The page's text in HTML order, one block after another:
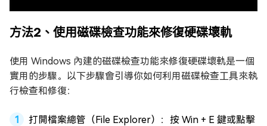
方法2、使用磁碟檢查功能來修復硬碟壞軌
使用 Windows 內建的磁碟檢查功能來修復硬碟壞軌是一個
實用的步驟。以下步驟會引導你如何利用磁碟檢查工具來執
行檢查和修復：
打開檔案總管（File Explorer）：按 Win + E 鍵或點擊